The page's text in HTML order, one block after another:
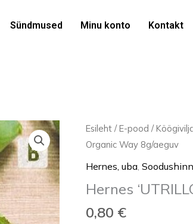
Sündmused Minu konto Kontakt
Esileht /E-pood /
Organic Way 8g/aeguv
Hernes, uba ,
Hernes
0,80 €
Hernes
'UTRILLO'
8g/aeguv
kogus